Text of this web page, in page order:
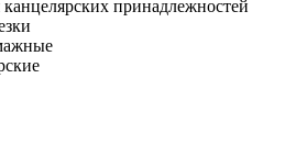
принадлежностей